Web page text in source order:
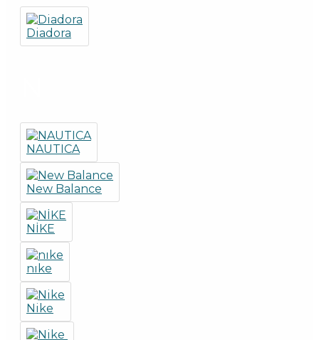
Diadora
NAUTICA
New Balance
NİKE
nıke
Nike